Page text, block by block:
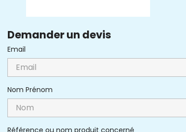
Demander un devis
Email
Nom Prénom
Référence ou nom produit concerné